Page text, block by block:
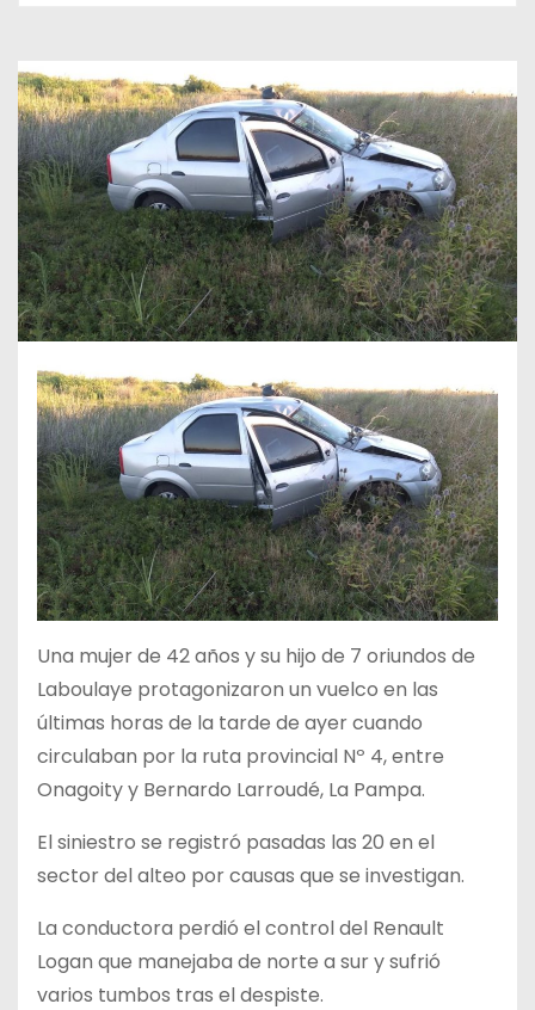
Una mujer de 42 años y su hijo de 7 oriundos de
Laboulaye protagonizaron un vuelco en las
últimas horas de la tarde de ayer cuando
circulaban por la ruta provincial Nº 4, entre
Onagoity y Bernardo Larroudé, La Pampa.
El siniestro se registró pasadas las 20 en el
sector del alteo por causas que se investigan.
La conductora perdió el control del Renault
Logan que manejaba de norte a sur y sufrió
varios tumbos tras el despiste.